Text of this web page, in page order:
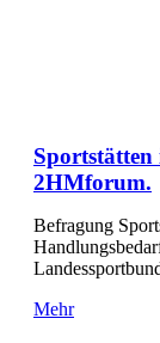
2HMforum.
Befragung
Mehr